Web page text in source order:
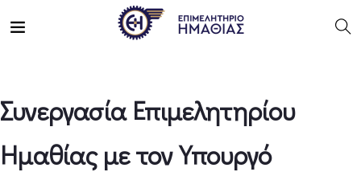
Συνεργασία Επιμελητηρίου
Ημαθίας με τον Υπουργό